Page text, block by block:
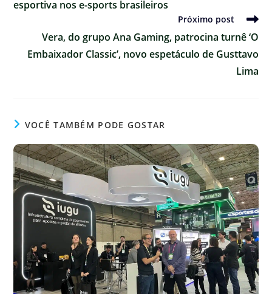
esportiva nos e-sports brasileiros
Próximo post
Vera, do grupo Ana Gaming, patrocina turnê ‘O
Embaixador Classic’, novo espetáculo de Gusttavo
Lima
VOCÊ TAMBÉM PODE GOSTAR